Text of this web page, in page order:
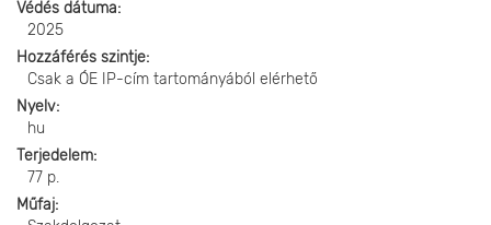
Védés dátuma
2025
Hozzáférés szintje
Csak a ÓE IP-cím tartományából elérhető
Nyelv
hu
Terjedelem
77 p.
Műfaj